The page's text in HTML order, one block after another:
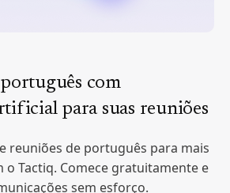
com
para suas reuniões
reuniões de português para mais
o Tactiq. Comece gratuitamente e
sem esforço.